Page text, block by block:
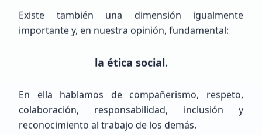
Veterano (+10 años)
Existe también una dimensión igualmente
importante y, en nuestra opinión, fundamental:
la ética social.
En ella hablamos de compañerismo, respeto,
colaboración, responsabilidad, inclusión y
reconocimiento al trabajo de los demás.